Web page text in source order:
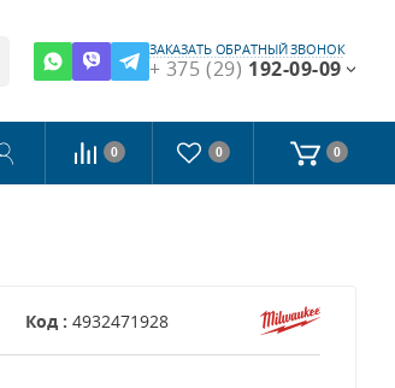
ЗАКАЗАТЬ ОБРАТНЫЙ ЗВОНОК
+ 375 (29) 192-09-09
0 0 0
Код :4932471928